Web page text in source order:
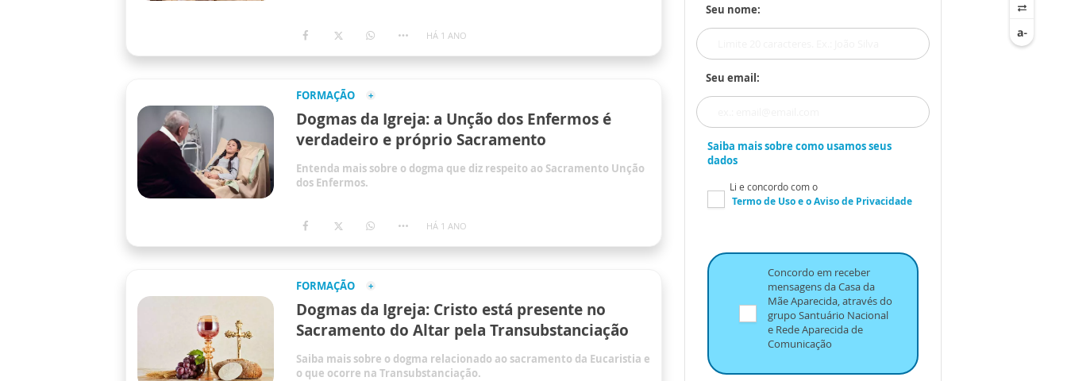
HÁ 1 ANO
FORMAÇÃO
Dogmas da Igreja: a Unção dos Enfermos é
verdadeiro e próprio Sacramento
Entenda mais sobre o dogma que diz respeito ao Sacramento Unção
dos Enfermos.
HÁ 1 ANO
FORMAÇÃO
Dogmas da Igreja: Cristo está presente no
Sacramento do Altar pela Transubstanciação
Saiba mais sobre o dogma relacionado ao sacramento da Eucaristia e
o que ocorre na Transubstanciação.
Seu nome:
Seu email:
Saiba mais sobre como usamos seus
dados
Li e concordo com o
Termo de Usoe oAviso de Privacidade
Concordo em receber
mensagens da Casa da
Mãe Aparecida, através do
grupo Santuário Nacional
e Rede Aparecida de
Comunicação